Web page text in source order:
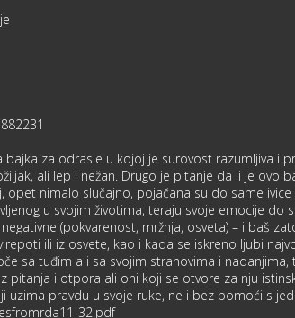
bajka za odrasle u kojoj je surovost razumljiva i
ali lep i nežan. Drugo je pitanje da li je ovo
opet nimalo slučajno, pojačana su do same
u svojim životima, teraju svoje emocije
(pokvarenost, mržnja, osveta) – i baš
ili iz osvete, kao i kada se iskreno ljubi
sa tuđim a i sa svojim strahovima i
pitanja i otpora ali oni koji se otvore za nju
uzima pravdu u svoje ruke, ne i bez pomoći s
32.pdf